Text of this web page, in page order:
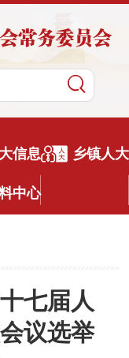
信息 乡镇人大
中心
七届人
议选举